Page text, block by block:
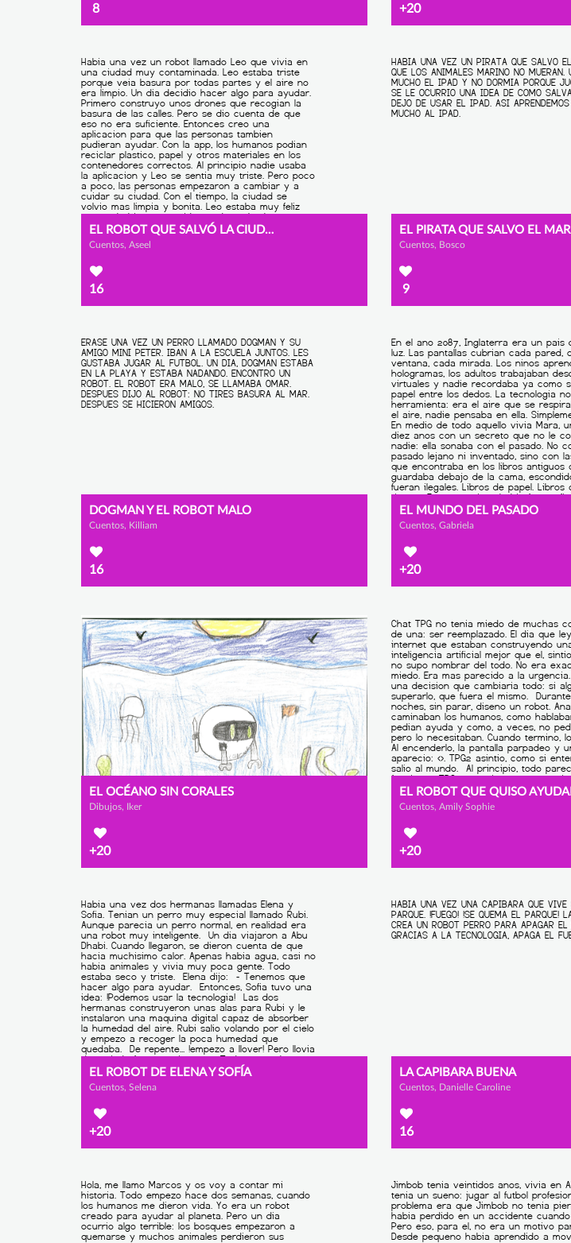
8 +20
EL ROBOT QUE SALVÓ LA CIUDAD
Cuentos, Aseel
16
EL PIRATA QUE SALVO EL MAR
Cuentos, Bosco
9
DOGMAN Y EL ROBOT MALO
Cuentos, Killiam
16
EL MUNDO DEL PASADO
Cuentos, Gabriela
+20
EL OCÉANO SIN CORALES
Dibujos, Iker
+20
Cuentos, Amily Sophie
+20
EL ROBOT DE ELENA Y SOFÍA
Cuentos, Selena
+20
LA CAPIBARA BUENA
Cuentos, Danielle Caroline
16